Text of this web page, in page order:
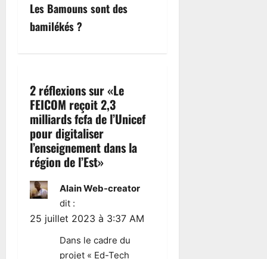
Les Bamouns sont des
bamilékés ?
2 réflexions sur «Le
FEICOM reçoit 2,3
milliards fcfa de l’Unicef
pour digitaliser
l’enseignement dans la
région de l’Est»
Alain Web-creator
dit :
25 juillet 2023 à 3:37 AM
Dans le cadre du
projet « Ed-Tech